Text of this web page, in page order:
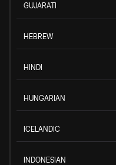
GUJARATI
HEBREW
HINDI
HUNGARIAN
ICELANDIC
INDONESIAN